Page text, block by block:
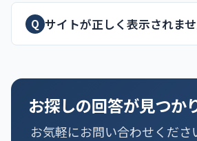
Q サイトが正しく表示されませ
お探しの回答が見つか
お気軽にお問い合わせくだ